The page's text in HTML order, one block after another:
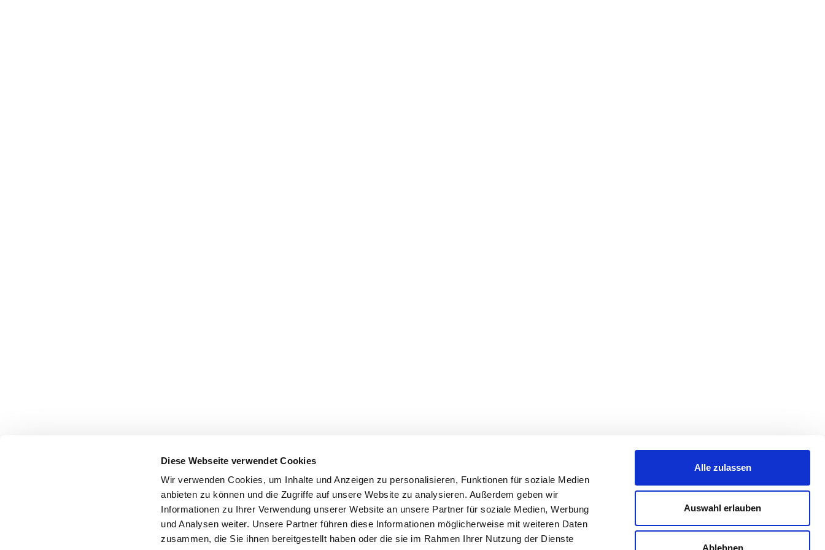
Diese Webseite verwendet Cookies
Wir verwenden Cookies, um Inhalte und Anzeigen zu personalisieren, Funktionen für soziale Medien
anbieten zu können und die Zugriffe auf unsere Website zu analysieren. Außerdem geben wir
Informationen zu Ihrer Verwendung unserer Website an unsere Partner für soziale Medien, Werbung
und Analysen weiter. Unsere Partner führen diese Informationen möglicherweise mit weiteren Daten
zusammen, die Sie ihnen bereitgestellt haben oder die sie im Rahmen Ihrer Nutzung der Dienste
Alle zulassen
Auswahl erlauben
Ablehnen